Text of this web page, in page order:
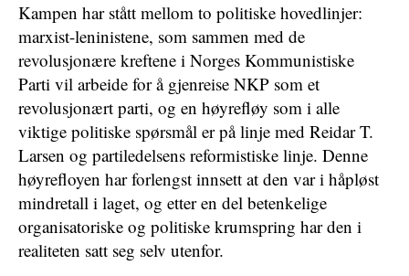
Kampen har stått mellom to politiske hovedlinjer:
marxist-leninistene, som sammen med de
revolusjonære kreftene i Norges Kommunistiske
Parti vil arbeide for å gjenreise NKP som et
revolusjonært parti, og en høyrefløy som i alle
viktige politiske spørsmål er på linje med Reidar T.
Larsen og partiledelsens reformistiske linje. Denne
høyrefloyen har forlengst innsett at den var i håpløst
mindretall i laget, og etter en del betenkelige
organisatoriske og politiske krumspring har den i
realiteten satt seg selv utenfor.